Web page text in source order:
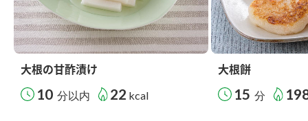
大根の甘酢漬け
10 分以内 22 kcal
大根餅
15 分